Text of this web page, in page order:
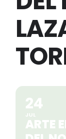
24
JUL
ARTE